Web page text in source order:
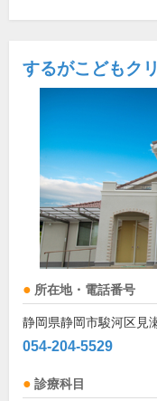
するがこどもク
所在地・電話番号
静岡県静岡市駿河区見
054-204-5529
診療科目